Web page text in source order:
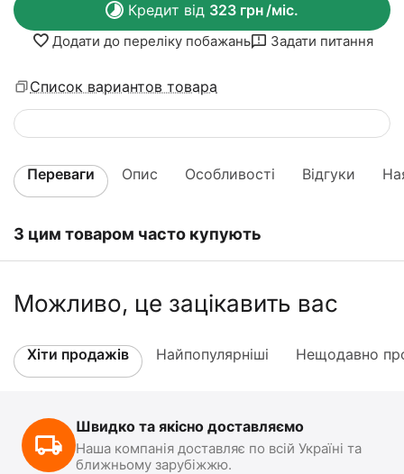
Кредит від 323 грн/міс.
Додати до переліку побажань Задати питання
Список вариантов товара
Переваги Опис Особливості Відгуки
З цим товаром часто купують
Можливо, це зацікавить вас
Хіти продажів Найпопулярніші Нещодавно
Швидко та якісно доставляємо
Наша компанія доставляє по всій Україні та
ближньому зарубіжжю.